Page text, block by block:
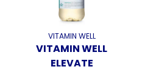
VITAMIN WELL
VITAMIN WELL
ELEVATE